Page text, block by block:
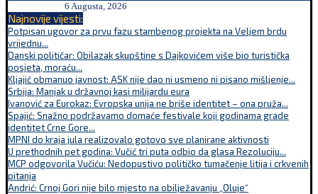
6 Augusta, 2026
Najnovije vijesti:
Potpisan ugovor za prvu fazu stambenog projekta na Veljem brdu
vrijednu...
Danski političar: Obilazak skupštine s Dajkovićem više bio turistička
posjeta, moraću...
Kljajić obmanuo javnost: ASK nije dao ni usmeno ni pisano mišljenje...
Srbija: Manjak u državnoj kasi milijardu eura
Ivanović za Eurokaz: Evropska unija ne briše identitet – ona pruža...
Spajić: Snažno podržavamo domaće festivale koji godinama grade
identitet Crne Gore...
MPNI do kraja jula realizovalo gotovo sve planirane aktivnosti
U prethodnih pet godina: Vučić tri puta odbio da glasa Rezoluciju...
MCP odgovorila Vučiću: Nedopustivo političko tumačenje litija i crkvenih
pitanja
Andrić: Crnoj Gori nije bilo mjesto na obilježavanju „Oluje“